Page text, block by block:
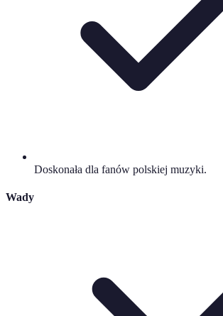
Doskonała dla fanów polskiej muzyki.
Wady